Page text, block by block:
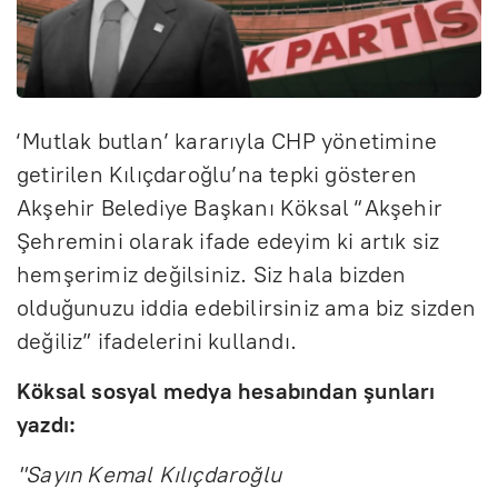
‘Mutlak butlan’ kararıyla CHP yönetimine
getirilen Kılıçdaroğlu’na tepki gösteren
Akşehir Belediye Başkanı Köksal “Akşehir
Şehremini olarak ifade edeyim ki artık siz
hemşerimiz değilsiniz. Siz hala bizden
olduğunuzu iddia edebilirsiniz ama biz sizden
değiliz” ifadelerini kullandı.
Köksal sosyal medya hesabından şunları
yazdı:
"Sayın Kemal Kılıçdaroğlu